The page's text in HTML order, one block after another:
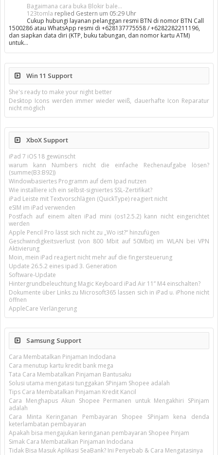
Bagaimana cara buka Blokir bale...
123tomla replied Gestern um 05:29 Uhr
Cukup hubungi layanan pelanggan resmi BTN di nomor BTN Call
1500286 atau WhatsApp resmi di +628137775558 / +6282282211196,
dan siapkan data diri (KTP, buku tabungan, dan nomor kartu ATM)
untuk…
Win 11 Support
She's ready to make your night better
Desktop Icons werden immer wieder weiß, dauerhafte Icon Reparatur
nicht möglich
XboX Support
iPad 7 iOS 18 gewünscht
warum kann Numbers nicht die einfache Rechenaufgabe lösen?
(summe(B3:B92))
Windowbasiertes Programm auf dem Ipad nutzen
Wie installiere ich ein selbst-signiertes SSL-Zertifikat?
iPad Leiste mit Textvorschlägen (QuickType) reagiert nicht
eSIM im iPad verwenden
Postfach auf einem alten iPad mini (os12.5.2) kann nicht eingerichtet
werden
Apple Pencil Pro lässt sich nicht zu „Wo ist?“ hinzufügen
Geschwindigkeitsverlust (von 800 Mbit auf 50Mbit) im WLAN bei VPN
Aktivierung
Moin, mein iPad reagiert nicht mehr auf die fingersteuerung
Update 26.5.2 eines ipad 3. Generation
Software-Update
Hintergrundbeleuchtung Magic Keyboard iPad Air 11’’ M4 einschalten?
Dokumente über Links zu Microsoft365 lassen sich in iPad u. iPhone nicht
öffnen
AppleCare Verlängerung
Samsung Support
Cara Membatalkan Pinjaman Indodana
Cara menutup kartu kredit bank mega
Tata Cara Membatalkan Pinjaman Bantusaku
Solusi utama mengatasi tunggakan SPinjam Shopee adalah
Tips Cara Membatalkan Pinjaman Kredit Kancil
Cara Menghapus Akun Shopee Permanen untuk Mengakhiri SPinjam
adalah
Cara Minta Keringanan Pembayaran Shopee SPinjam kena denda
keterlambatan pembayaran
Apakah bisa mengajukan keringanan pembayaran Shopee Pinjam
Simak Cara Membatalkan Pinjaman Indodana
Tidak Bisa Masuk Aplikasi SeaBank? Ini Penyebab & Cara Mengatasinya